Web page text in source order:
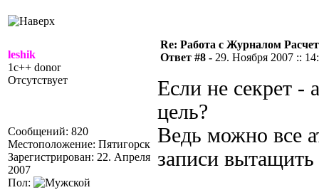
leshik
1c++ donor
Отсутствует
Сообщений: 820
Местоположение: Пятигорск
Зарегистрирован: 22. Апреля
2007
Пол:
Re: Работа с Журналом
Ответ #8 - 29. Ноября 2007 ::
Если не секрет -
цель?
Ведь можно все
записи